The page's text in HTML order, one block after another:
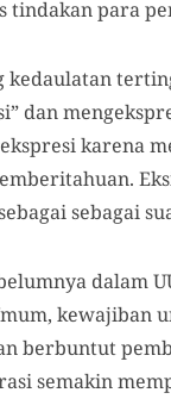
tindakan para
kedaulatan
dan
karena
sebagai
dalam
kewajiban
berbuntut
semakin